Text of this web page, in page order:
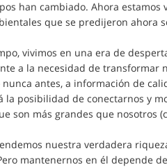
han cambiado. Ahora
que se predijeron ahora
vivimos en una era de
a la necesidad de transformar
nunca antes, a información de
la posibilidad de conectarnos y
son más grandes que nosotros
nuestra verdadera
mantenernos en él depende